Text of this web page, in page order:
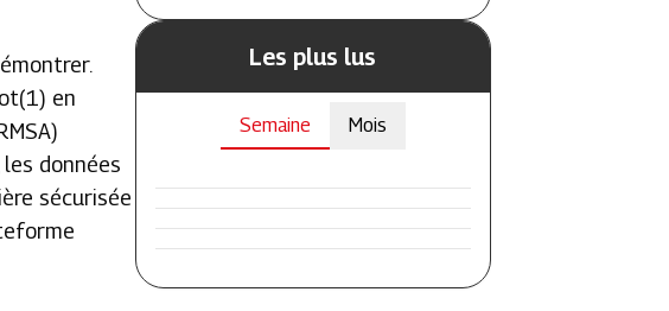
en
données
sécurisée
Les plus lus
Semaine Mois